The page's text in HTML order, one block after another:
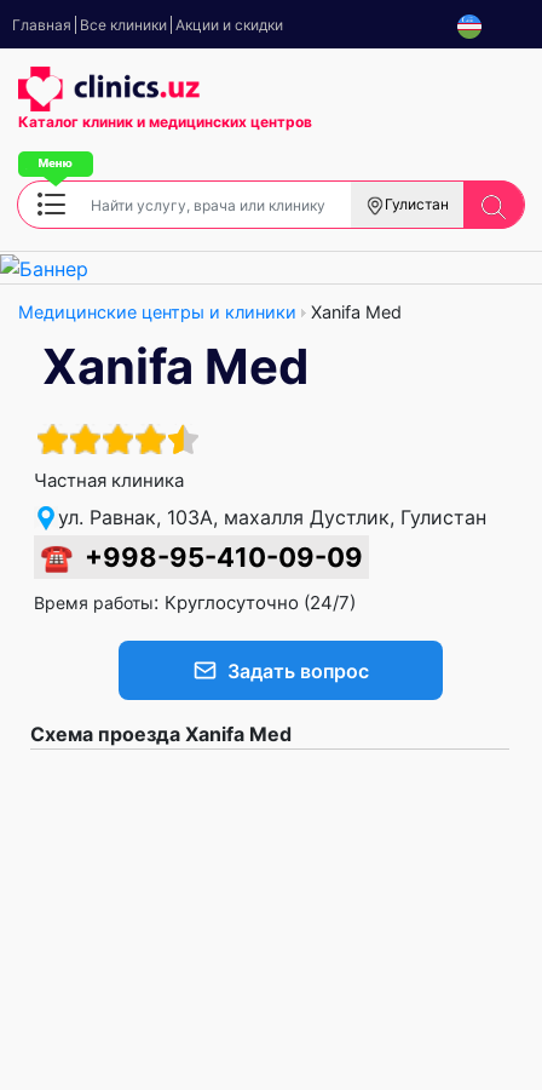
Главная Все клиники Акции и скидки
Каталог клиник и медицинских центров
Гулистан
Медицинские центры и клиники Xanifa Med
Xanifa Med
Частная клиника
ул. Равнак, 103А, махалля Дустлик, Гулистан
☎ +998-95-410-09-09
Время работы: Круглосуточно (24/7)
Задать вопрос
Схема проезда Xanifa Med